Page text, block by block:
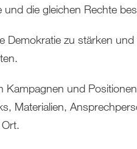
die gleichen Rechte
Demokratie zu stärken und
Kampagnen und Positionen
Materialien,